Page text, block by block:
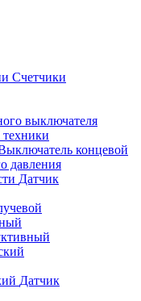
Счетчики
выключателя
техники
концевой
давления
Датчик
Датчик